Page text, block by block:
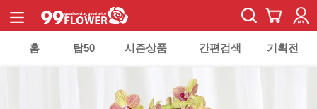
홈 탑50 시즌상품 간편검색 기획전